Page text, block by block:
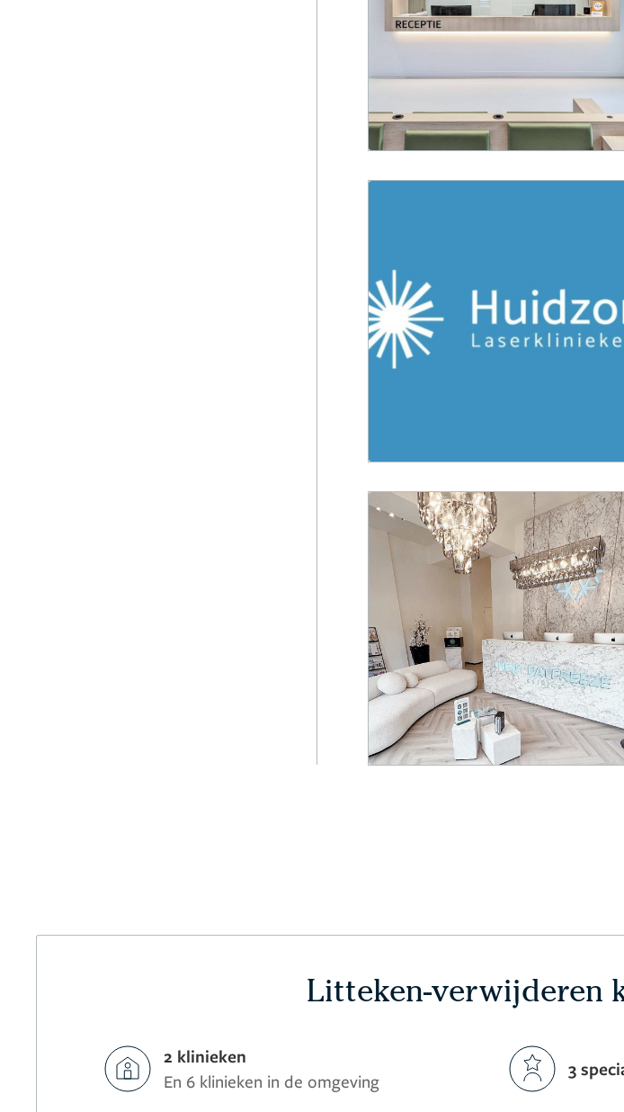
Litteken-verwijderen
2 klinieken
En 6 klinieken in de omgeving
3